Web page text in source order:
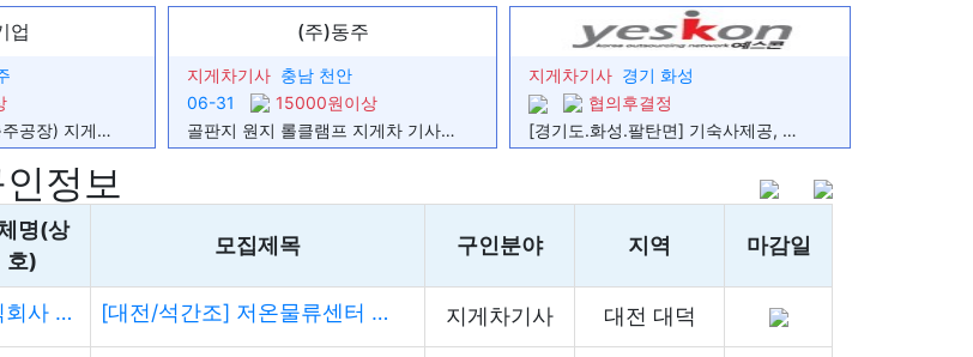
지게차ㆍ굴삭기
지게차 취업을 희망합니다
업
에이테크모빌리티(충주공장) 지게차 기사님 모집합니다.
(주)동주
지게차기사 충남 천안
06-31
15000원이상
골판지 원지 롤클램프 지게차 기사님 모집
지게차기사 경기 화성
협의후결정
[경기도.화성.팔탄면] 기숙사제공, 물류관리, 지게차운전
정보
명(상
호)
모집제목 구인분야 지역 마감일
주식회사 대통물류 [대전/석간조] 저온물류센터 입식 리치 지게차 정규직 채용 지게차기사 대전 대덕